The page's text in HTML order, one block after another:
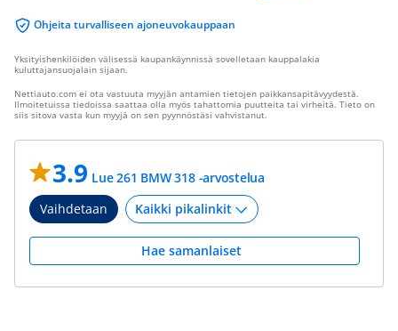
Ohjeita turvalliseen ajoneuvokauppaan
Yksityishenkilöiden välisessä kaupankäynnissä sovelletaan kauppalakia
kuluttajansuojalain sijaan.
Nettiauto.com ei ota vastuuta myyjän antamien tietojen paikkansapitävyydestä.
Ilmoitetuissa tiedoissa saattaa olla myös tahattomia puutteita tai virheitä. Tieto on
siis sitova vasta kun myyjä on sen pyynnöstäsi vahvistanut.
3.9 Lue 261 BMW 318 -arvostelua
Vaihdetaan
Hae samanlaiset